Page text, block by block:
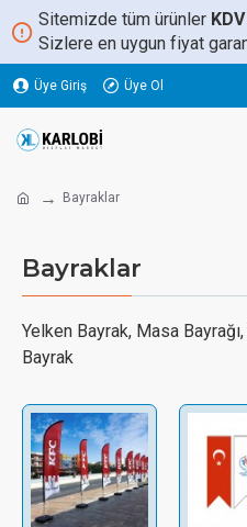
Sitemizde tüm ürünler
Sizlere en uygun fiyat
Üye Giriş Üye Ol
Bayraklar
Bayraklar
Yelken Bayrak, Masa Bayrağı,
Bayrak